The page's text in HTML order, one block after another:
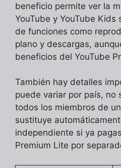
beneficio permite ver la
YouTube y YouTube Kids
de funciones como
plano y descargas,
beneficios del YouTube
También hay detalles
puede variar por país, no
todos los miembros de
sustituye
independiente si ya
Premium Lite por